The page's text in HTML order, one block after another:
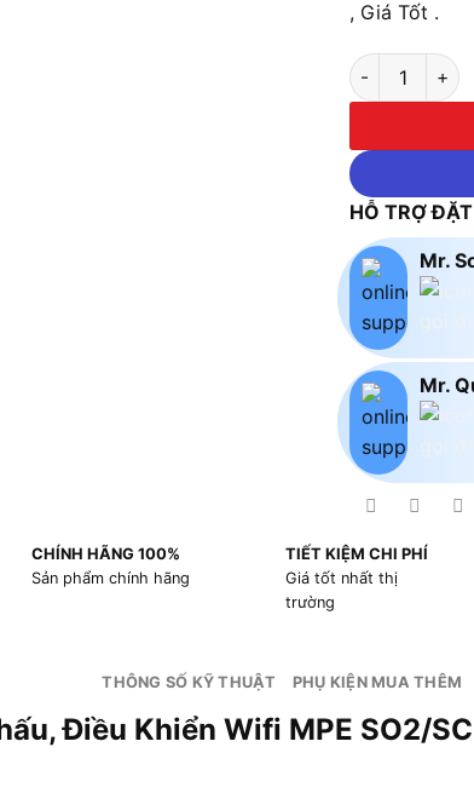
, Giá Tốt .
Mặt Ổ Cắm
HỖ TRỢ
Mr.
Mr.
CHÍNH HÃNG 100%
Sản phẩm chính hãng
TIẾT KIỆM CHI PHÍ
Giá tốt nhất thị
trường
THÔNG SỐ KỸ THUẬT PHỤ KIỆN MUA THÊM
Đôi 3 Chấu,